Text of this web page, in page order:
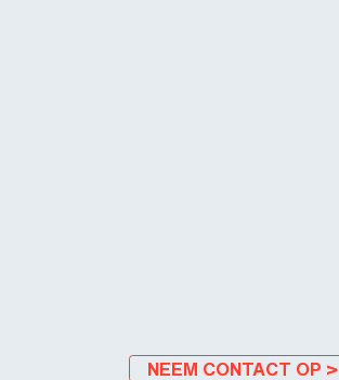
NEEM CONTACT OP >